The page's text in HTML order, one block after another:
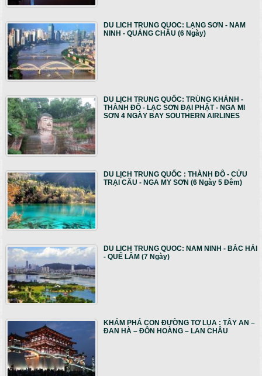
DU LICH TRUNG QUOC: LẠNG SƠN - NAM
NINH - QUẢNG CHÂU (6 Ngày)
DU LỊCH TRUNG QUỐC: TRÙNG KHÁNH -
THÀNH ĐÔ - LẠC SƠN ĐẠI PHẬT - NGA MI
SƠN 4 NGÀY BAY SOUTHERN AIRLINES
DU LỊCH TRUNG QUỐC : THÀNH ĐÔ - CỬU
TRẠI CÂU - NGA MY SƠN (6 Ngày 5 Đêm)
DU LICH TRUNG QUOC: NAM NINH - BẮC HẢI
- QUẾ LÂM (7 Ngày)
KHÁM PHÁ CON ĐƯỜNG TƠ LỤA : TÂY AN –
ĐAN HÀ – ĐÔN HOÀNG – LAN CHÂU